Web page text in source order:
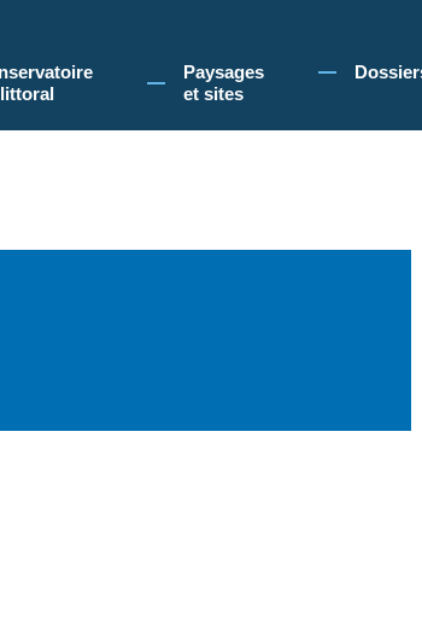
vous acceptez l'utilisation de cookies pour vous
Paysages
et sites